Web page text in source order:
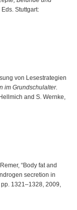
Eds. Stuttgart:
von Lesestrategien
im Grundschulalter.
Hellmich and S. Wernke,
“Body fat and
secretion in
, pp. 1321–1328, 2009,